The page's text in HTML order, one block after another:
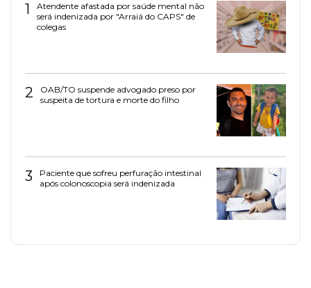
1
Atendente afastada por saúde mental não
será indenizada por "Arraiá do CAPS" de
colegas
2
OAB/TO suspende advogado preso por
suspeita de tortura e morte do filho
3
Paciente que sofreu perfuração intestinal
após colonoscopia será indenizada